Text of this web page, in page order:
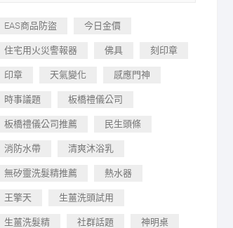
EAS商品防盜 今日金價
住宅用火災警報器 佛具 刻印章
印章 天氣變化 感應門神
時事議題 板橋禮儀公司
板橋禮儀公司推薦 民生頭條
消防水帶 清爽沐浴乳
無矽靈洗髮精推薦 熱水器
王擎天 生薑洗頭試用
生薑洗髮精 社群話題 神明桌